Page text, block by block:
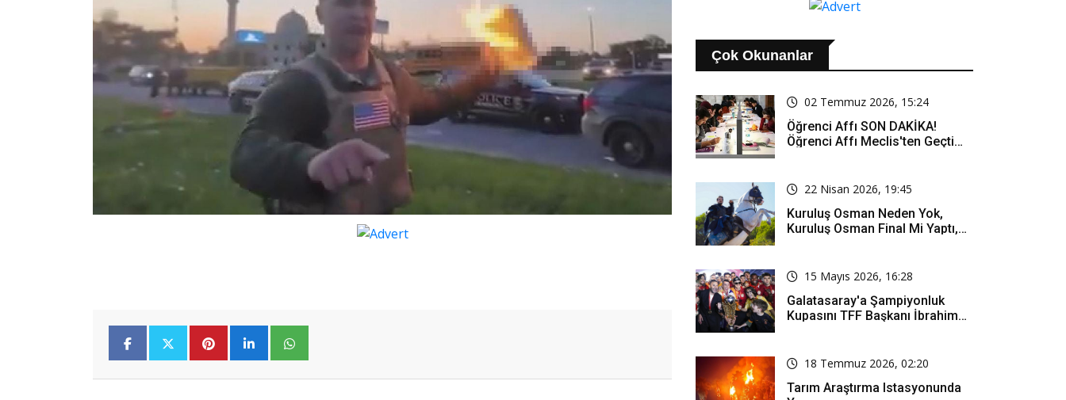
Çok Okunanlar
02 Temmuz 2026, 15:24
Öğrenci Affı SON DAKİKA!
Öğrenci Affı Meclis'ten Geçti
22 Nisan 2026, 19:45
Kuruluş Osman Neden Yok,
Kuruluş Osman Final Mi Yaptı,
Zaman Yayınlanacak?
15 Mayıs 2026, 16:28
Galatasaray'a Şampiyonluk
Kupasını TFF Başkanı İbrahim
18 Temmuz 2026, 02:20
Tarım Araştırma Istasyonunda